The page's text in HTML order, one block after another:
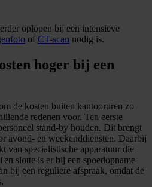
oplopen bij een intensieve
of CT-scan nodig is.
hoger bij een
de kosten buiten kantooruren zo
redenen voor. Ten eerste
stand-by houden. Dit brengt
avond- en weekenddiensten. Daarbij
van specialistische apparatuur die
slotte is er bij een spoedopname
bij een reguliere afspraak, omdat de